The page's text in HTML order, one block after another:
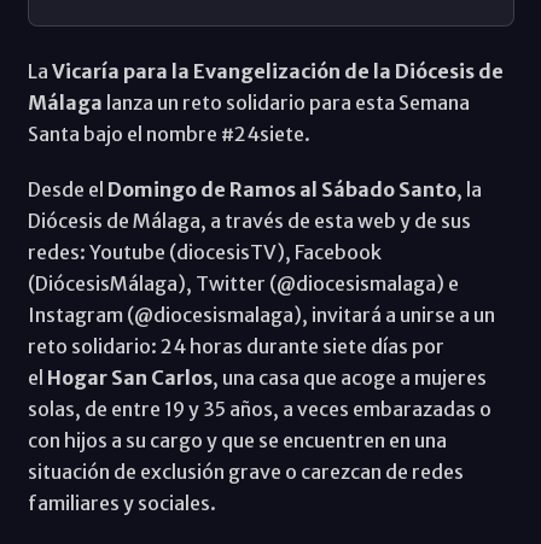
La Vicaría para la Evangelización de la Diócesis de
Málaga lanza un reto solidario para esta Semana
Santa bajo el nombre #24siete.
Desde el Domingo de Ramos al Sábado Santo, la
Diócesis de Málaga, a través de esta web y de sus
redes: Youtube (diocesisTV), Facebook
(DiócesisMálaga), Twitter (@diocesismalaga) e
Instagram (@diocesismalaga), invitará a unirse a un
reto solidario: 24 horas durante siete días por
el Hogar San Carlos, una casa que acoge a mujeres
solas, de entre 19 y 35 años, a veces embarazadas o
con hijos a su cargo y que se encuentren en una
situación de exclusión grave o carezcan de redes
familiares y sociales.